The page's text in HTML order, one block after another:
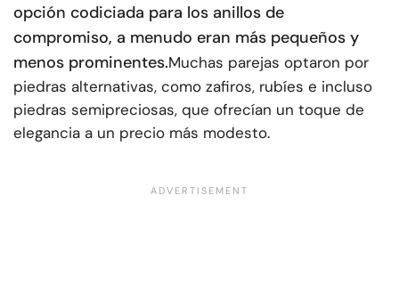
opción codiciada para los anillos de
compromiso, a menudo eran más pequeños y
menos prominentes.Muchas parejas optaron por
piedras alternativas, como zafiros, rubíes e incluso
piedras semipreciosas, que ofrecían un toque de
elegancia a un precio más modesto.